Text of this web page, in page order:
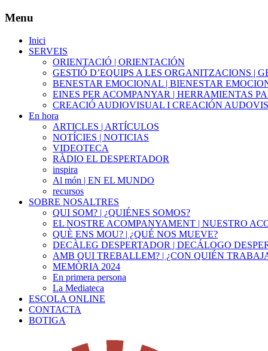
Menu
Inici
SERVEIS
ORIENTACIÓ | ORIENTACIÓN
GESTIÓ D’EQUIPS A LES ORGANITZACIONS |
BENESTAR EMOCIONAL | BIENESTAR
EINES PER ACOMPANYAR | HERRAMIENTAS
CREACIÓ AUDIOVISUAL I CREACIÓN
En hora
ARTICLES | ARTÍCULOS
NOTÍCIES | NOTICIAS
VIDEOTECA
RÀDIO EL DESPERTADOR
inspira
Al món | EN EL MUNDO
recursos
SOBRE NOSALTRES
QUI SOM? | ¿QUIÉNES SOMOS?
EL NOSTRE ACOMPANYAMENT | NUESTRO
QUÈ ENS MOU? | ¿QUÉ NOS MUEVE?
DECÀLEG DESPERTADOR | DECÁLOGO
AMB QUI TREBALLEM? | ¿CON QUIÉN
MEMÒRIA 2024
En primera persona
La Mediateca
ESCOLA ONLINE
CONTACTA
BOTIGA